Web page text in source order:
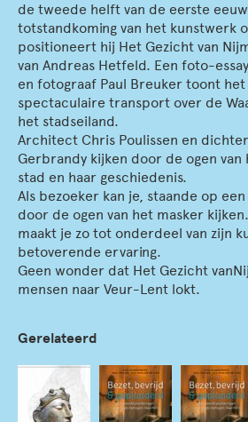
de tweede helft van de eerste
totstandkoming van het kunstwerk
positioneert hij Het Gezicht van
van Andreas Hetfeld. Een foto-
en fotograaf Paul Breuker toont
spectaculaire transport over de
het stadseiland.
Architect Chris Poulissen en
Gerbrandy kijken door de ogen van
stad en haar geschiedenis.
Als bezoeker kan je, staande op
door de ogen van het masker
maakt je zo tot onderdeel van zijn
betoverende ervaring.
Geen wonder dat Het Gezicht
mensen naar Veur-Lent lokt.
Gerelateerd